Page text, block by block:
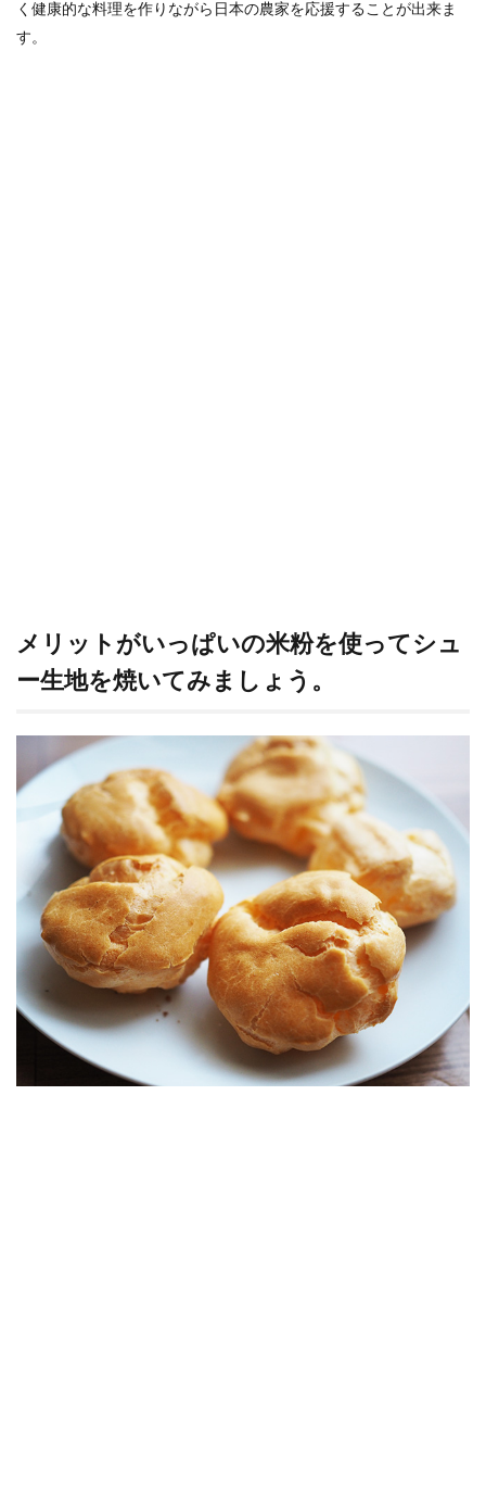
く健康的な料理を作りながら日本の農家を応援することが出来ま
す。
メリットがいっぱいの米粉を使ってシュ
ー生地を焼いてみましょう。